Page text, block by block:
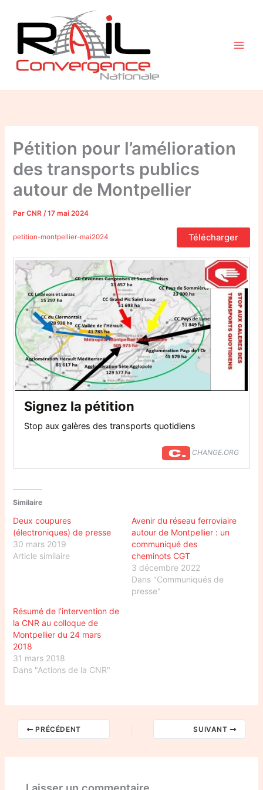
contenu
Pétition pour l’amélioration
des transports publics
autour de Montpellier
ParCNR/17 mai 2024
petition-montpellier-mai2024 Télécharger
Signez la pétition
Stop aux galères des transports quotidiens
CHANGE.ORG
Similaire
Deux coupures
(électroniques) de presse
30 mars 2019
Article similaire
Avenir du réseau ferroviaire
autour de Montpellier : un
communiqué des
cheminots CGT
3 décembre 2022
Dans "Communiqués de
presse"
Résumé de l’intervention de
la CNR au colloque de
Montpellier du 24 mars
2018
31 mars 2018
Dans "Actions de la CNR"
PRÉCÉDENT SUIVANT